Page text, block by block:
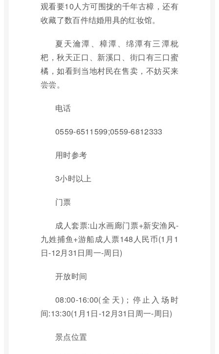
观看要10人方可围拢的千年古樟，还有
收藏了数百件结婚用具的红妆馆。
夏天瀹潭、樟潭、绵潭有三潭枇
杷，秋天正口、新溪口、街口有三口蜜
橘，如看到当地村民在售卖，不妨买来
尝尝。
电话
0559-6511599;0559-6812333
用时参考
3小时以上
门票
成人套票:山水画廊门票+新安渔风-
九姓捕鱼+游船成人票148人民币(1月1
日-12月31日周一-周日)
开放时间
08:00-16:00(全天)；停止入场时
间:13:30(1月1日-12月31日周一-周日)
景点位置